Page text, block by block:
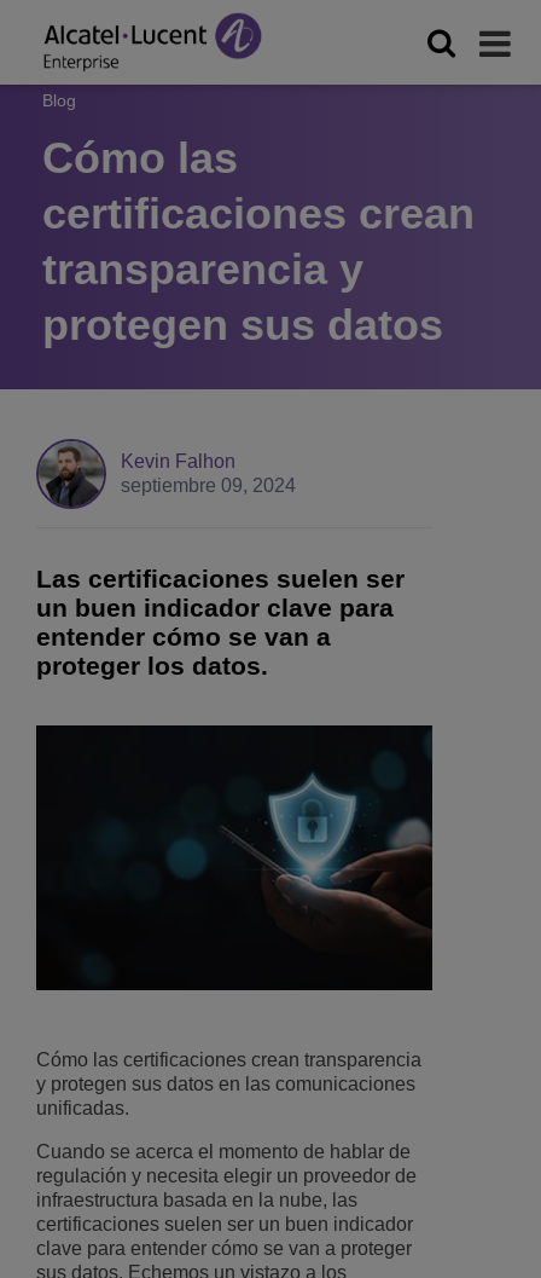
Blog
Cómo las
certificaciones crean
transparencia y
protegen sus datos
Kevin Falhon
septiembre 09, 2024
Las certificaciones suelen ser
un buen indicador clave para
entender cómo se van a
proteger los datos.
Cómo las certificaciones crean transparencia
y protegen sus datos en las comunicaciones
unificadas.
Cuando se acerca el momento de hablar de
regulación y necesita elegir un proveedor de
infraestructura basada en la nube, las
certificaciones suelen ser un buen indicador
clave para entender cómo se van a proteger
sus datos. Echemos un vistazo a los